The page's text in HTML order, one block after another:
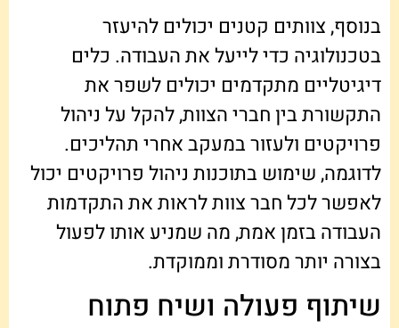
בנוסף, צוותים קטנים יכולים להיעזר
בטכנולוגיה כדי לייעל את העבודה. כלים
דיגיטליים מתקדמים יכולים לשפר את
התקשורת בין חברי הצוות, להקל על ניהול
פרויקטים ולעזור במעקב אחרי תהליכים.
לדוגמה, שימוש בתוכנות ניהול פרויקטים יכול
לאפשר לכל חבר צוות לראות את התקדמות
העבודה בזמן אמת, מה שמניע אותו לפעול
בצורה יותר מסודרת וממוקדת.
שיתוף פעולה ושיח פתוח